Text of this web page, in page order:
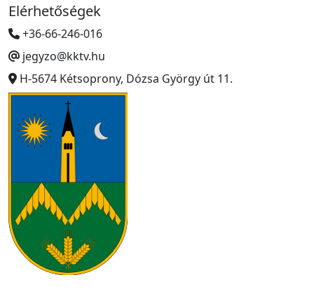
Elérhetőségek
+36-66-246-016
jegyzo@kktv.hu
H-5674 Kétsoprony, Dózsa György út 11.